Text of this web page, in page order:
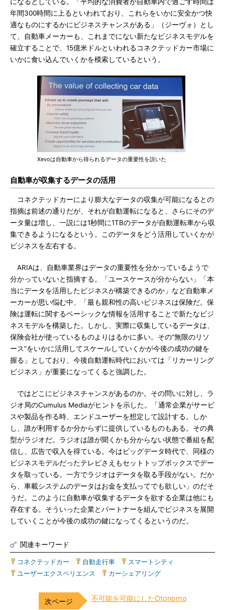
年間300時間に上るといわれており、これらをいかに安全かつ快
適なものにするかにビジネスチャンスがある」（ジーヴォ）とし
て、自動車メーカーも、これまでにない新たなビジネスモデルを
確立することで、15億米ドルといわれるコネクテッドカー市場に
いかに食い込んでいくかを模索しているという。
Xevoは自動車から得られるデータの重要性を説いた
自動車が収集するデータの活用
コネクテッドカーにより膨大なデータの収集が可能になるとの
指摘は前述の通りだが、それが自動運転になると、さらにそのデ
ータ量は増し、一説には1秒間に1TBのデータが自動運転車から収
集できるようになるという。このデータをどう活用していくかが
ビジネスを左右する。
ARIAは、自動車業界はデータの重要性を分かっているようで
分かっていないと指摘する。「ユースケースが分からない」「本
当にデータを活用したビジネスが構築できるのか」など自動車メ
ーカーが思い悩む中、「最も親和性の高いビジネスは保険だ。保
険は運転に関するベーシックな情報を活用することで新たなビジ
ネスモデルを構築した。しかし、実際に収集しているデータは、
保険会社が使っているものよりはるかに多い。その“無限のリソ
ース”をいかに活用してスケールしていくかが今後の成功の鍵を
握る」としており、今後自動運転時代においては「リカーリング
ビジネス」が重要になってくると強調した。
ではどこにビジネスチャンスがあるのか。その問いに対し、ラ
ジオ局のCumulus Mediaがヒントを示した。「通常企業がサービ
スや製品を作る時、エンドユーザーを想定して設計する。しか
し、誰が利用するか分からずに提供しているものもある。その典
型がラジオだ。ラジオは誰が聞くかも分からない状態で番組を配
信し、広告で収入を得ている。今はビッグデータ時代で、同様の
ビジネスモデルだったテレビさえもセットトップボックスでデー
タを取っている。一方でラジオはデータを取る手段がない。だか
ら、車載システムのデータはお金を支払ってでも欲しい」のだそ
うだ。このように自動車が収集するデータを欲する企業は他にも
存在する。そういった企業とパートナーを組んでビジネスを展開
していくことが今後の成功の鍵になってくるというのだ。
関連キーワード
コネクテッドカー 自動走行車 スマートシティ
ユーザーエクスペリエンス
カーシェアリング
不可能を可能にしたOtonomo